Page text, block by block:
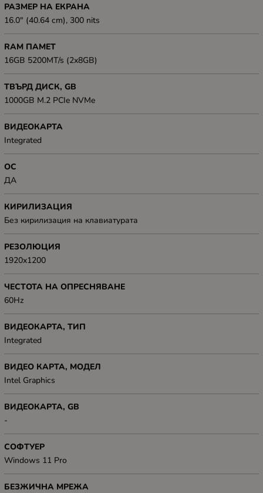
РАЗМЕР НА ЕКРАНА
16.0" (40.64 cm), 300 nits
RAM ПАМЕТ
16GB 5200MT/s (2x8GB)
ТВЪРД ДИСК, GB
1000GB M.2 PCIe NVMe
ВИДЕОКАРТА
Integrated
ОС
ДА
КИРИЛИЗАЦИЯ
Без кирилизация на клавиатурата
РЕЗОЛЮЦИЯ
1920x1200
ЧЕСТОТА НА ОПРЕСНЯВАНЕ
60Hz
ВИДЕОКАРТА, ТИП
Integrated
ВИДЕО КАРТА, МОДЕЛ
Intel Graphics
ВИДЕОКАРТА, GB
-
СОФТУЕР
Windows 11 Pro
БЕЗЖИЧНА МРЕЖА